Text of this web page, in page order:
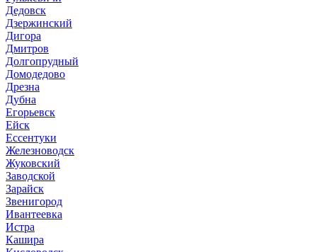
Дедовск
Дзержинский
Дигора
Дмитров
Долгопрудный
Домодедово
Дрезна
Дубна
Егорьевск
Ейск
Ессентуки
Железноводск
Жуковский
Заводской
Зарайск
Звенигород
Ивантеевка
Истра
Кашира